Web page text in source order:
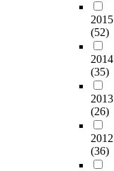
2015
(52)
2014
(35)
2013
(26)
2012
(36)